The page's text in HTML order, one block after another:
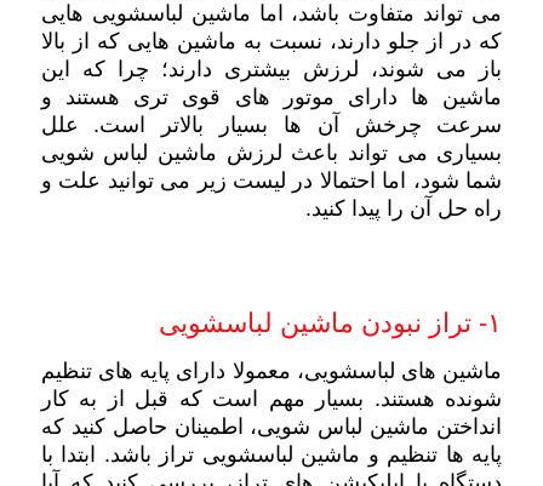
می تواند متفاوت باشد، اما ماشین لباسشویی هایی
که در از جلو دارند، نسبت به ماشین هایی که از بالا
باز می شوند، لرزش بیشتری دارند؛ چرا که این
ماشین ها دارای موتور های قوی تری هستند و
سرعت چرخش آن ها بسیار بالاتر است. علل
بسیاری می تواند باعث لرزش ماشین لباس شویی
شما شود، اما احتمالا در لیست زیر می توانید علت و
راه حل آن را پیدا کنید.
۱- تراز نبودن ماشین لباسشویی
ماشین های لباسشویی، معمولا دارای پایه های تنظیم
شونده هستند. بسیار مهم است که قبل از به کار
انداختن ماشین لباس شویی، اطمینان حاصل کنید که
پایه ها تنظیم و ماشین لباسشویی تراز باشد. ابتدا با